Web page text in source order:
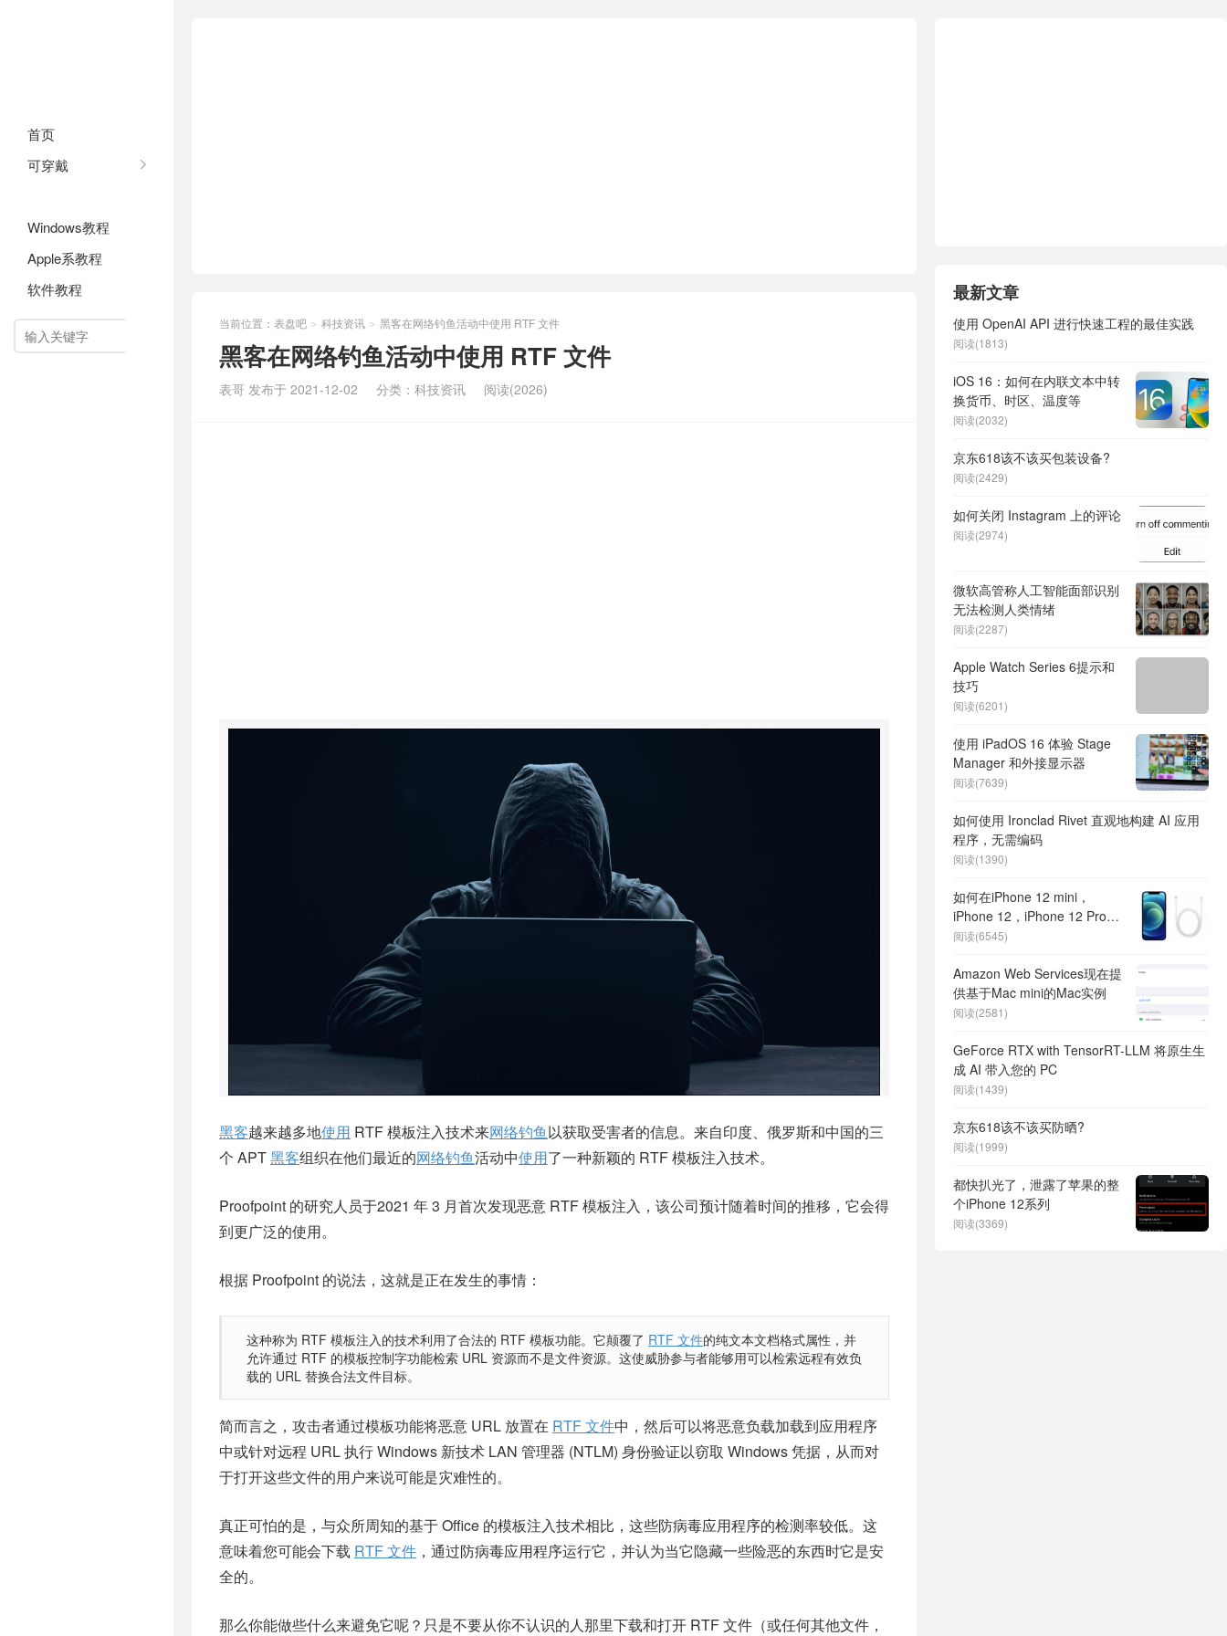
首页
可穿戴
Windows教程
Apple系教程
软件教程
当前位置： 表盘吧 > 科技资讯 > 黑客在网络钓鱼活动中使用 RTF 文件
黑客在网络钓鱼活动中使用 RTF 文件
表哥 发布于 2021-12-02 分类： 科技资讯 阅读(2026)
黑客越来越多地使用 RTF 模板注入技术来网络钓鱼以获取受害者的信息。来自印度、俄罗斯和中国的三
个 APT黑客组织在他们最近的网络钓鱼活动中使用了一种新颖的 RTF 模板注入技术。
Proofpoint 的研究人员于2021 年 3 月首次发现恶意 RTF 模板注入，该公司预计随着时间的推移，它会得
到更广泛的使用。
根据 Proofpoint 的说法，这就是正在发生的事情：
这种称为 RTF 模板注入的技术利用了合法的 RTF 模板功能。它颠覆了 RTF 文件的纯文本文档格式属性，并
允许通过 RTF 的模板控制字功能检索 URL 资源而不是文件资源。这使威胁参与者能够用可以检索远程有效负
载的 URL 替换合法文件目标。
简而言之，攻击者通过模板功能将恶意 URL 放置在 RTF 文件中，然后可以将恶意负载加载到应用程序
中或针对远程 URL 执行 Windows 新技术 LAN 管理器 (NTLM) 身份验证以窃取 Windows 凭据，从而对
于打开这些文件的用户来说可能是灾难性的。
真正可怕的是，与众所周知的基于 Office 的模板注入技术相比，这些防病毒应用程序的检测率较低。这
意味着您可能会下载 RTF 文件 ，通过防病毒应用程序运行它，并认为当它隐藏一些险恶的东西时它是安
全的。
那么你能做些什么来避免它呢？只是不要从你不认识的人那里下载和打开 RTF 文件（或任何其他文件，
最新文章
使用 OpenAI API 进行快速工程的最佳实践
阅读(1813)
iOS 16：如何在内联文本中转
换货币、时区、温度等
阅读(2032)
京东618该不该买包装设备?
阅读(2429)
如何关闭 Instagram 上的评论
阅读(2974)
微软高管称人工智能面部识别
无法检测人类情绪
阅读(2287)
Apple Watch Series 6提示和
技巧
阅读(6201)
使用 iPadOS 16 体验 Stage
Manager 和外接显示器
阅读(7639)
如何使用 Ironclad Rivet 直观地构建 AI 应用
程序，无需编码
阅读(1390)
如何在iPhone 12 mini，
iPhone 12，iPhone 12 Pro和
iPhone 12 Pro Max上进入
阅读(6545)
Amazon Web Services现在提
供基于Mac mini的Mac实例
阅读(2581)
GeForce RTX with TensorRT-LLM 将原生生
成 AI 带入您的 PC
阅读(1439)
京东618该不该买防晒?
阅读(1999)
都快扒光了，泄露了苹果的整
个iPhone 12系列
阅读(3369)